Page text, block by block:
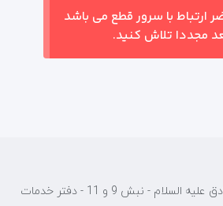
ارتباط با سرور قطع می باشد
مجددا تلاش کنید.
بلوار امام جعفرصادق علیه السلام - نبش 9 و 11 - دفتر خدمات